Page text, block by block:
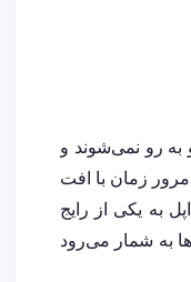
به رو نمی‌شوند و
زمان با افت
به یکی از رایج
به شمار می‌رود